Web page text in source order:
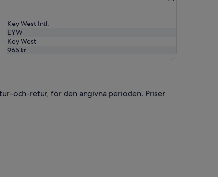
Key West Intl.
EYW
Key West
965 kr
och-retur, för den angivna perioden. Priser